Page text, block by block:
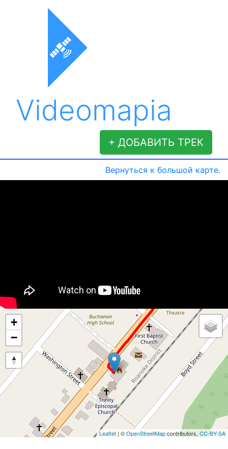
Videomapia
+ ДОБАВИТЬ ТРЕК
Вернуться к большой карте.
+
−
Leaflet | ©OpenStreetMapcontributors, CC-BY-SA